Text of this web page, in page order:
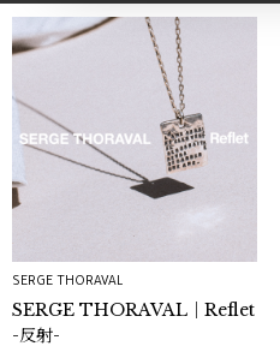
SERGE THORAVAL
SERGE THORAVAL｜Reflet
-反射-